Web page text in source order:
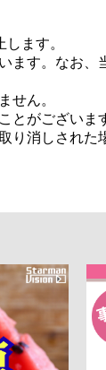
ます。
ます。なお
せん。
がございま
消しされた